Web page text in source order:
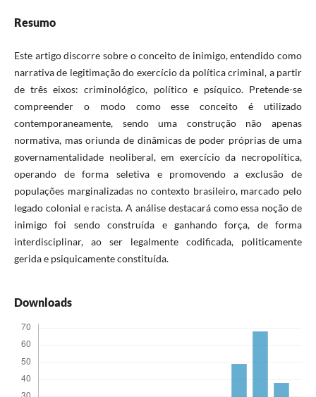
Resumo
Este artigo discorre sobre o conceito de inimigo, entendido como
narrativa de legitimação do exercício da política criminal, a partir
de três eixos: criminológico, político e psíquico. Pretende-se
compreender o modo como esse conceito é utilizado
contemporaneamente, sendo uma construção não apenas
normativa, mas oriunda de dinâmicas de poder próprias de uma
governamentalidade neoliberal, em exercício da necropolítica,
operando de forma seletiva e promovendo a exclusão de
populações marginalizadas no contexto brasileiro, marcado pelo
legado colonial e racista. A análise destacará como essa noção de
inimigo foi sendo construída e ganhando força, de forma
interdisciplinar, ao ser legalmente codificada, politicamente
gerida e psiquicamente constituída.
Downloads